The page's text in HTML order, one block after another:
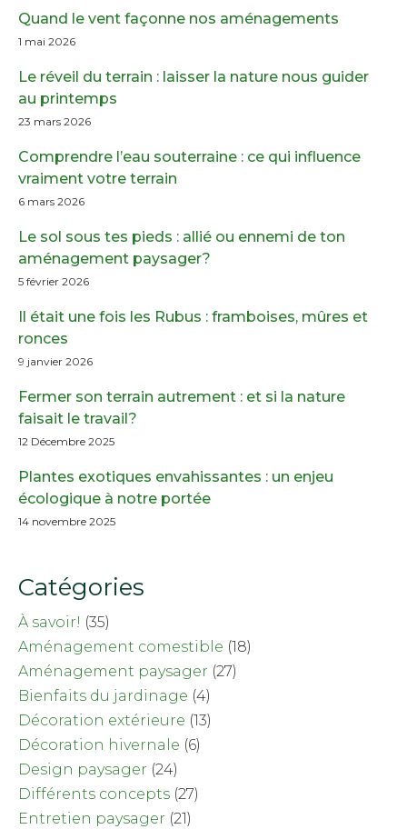
Quand le vent façonne nos aménagements
1 mai 2026
Le réveil du terrain : laisser la nature nous guider
au printemps
23 mars 2026
Comprendre l’eau souterraine : ce qui influence
vraiment votre terrain
6 mars 2026
Le sol sous tes pieds : allié ou ennemi de ton
aménagement paysager?
5 février 2026
Il était une fois les Rubus : framboises, mûres et
ronces
9 janvier 2026
Fermer son terrain autrement : et si la nature
faisait le travail?
12 Décembre 2025
Plantes exotiques envahissantes : un enjeu
écologique à notre portée
14 novembre 2025
Catégories
À savoir! (35)
Aménagement comestible (18)
Aménagement paysager (27)
Bienfaits du jardinage (4)
Décoration extérieure (13)
Décoration hivernale (6)
Design paysager (24)
Différents concepts (27)
Entretien paysager (21)